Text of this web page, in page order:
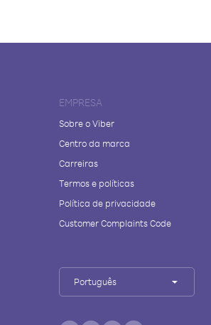
EMPRESA
Sobre o Viber
Centro da marca
Carreiras
Termos e políticas
Política de privacidade
Customer Complaints Code
Português